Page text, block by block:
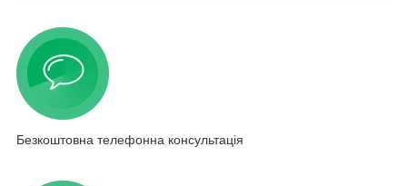
Безкоштовна телефонна консультація